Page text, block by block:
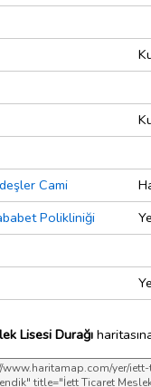
Cami
Polikliniği
Lisesi Durağı